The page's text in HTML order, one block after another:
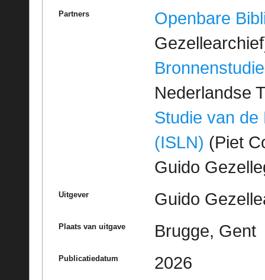
Partners
Openbare
Bronnenstudie
Nederlandse
Studie van de
(ISLN) (Piet
Guido
Uitgever Guido
Plaats van uitgave Brugge, Gent
Publicatiedatum 2026